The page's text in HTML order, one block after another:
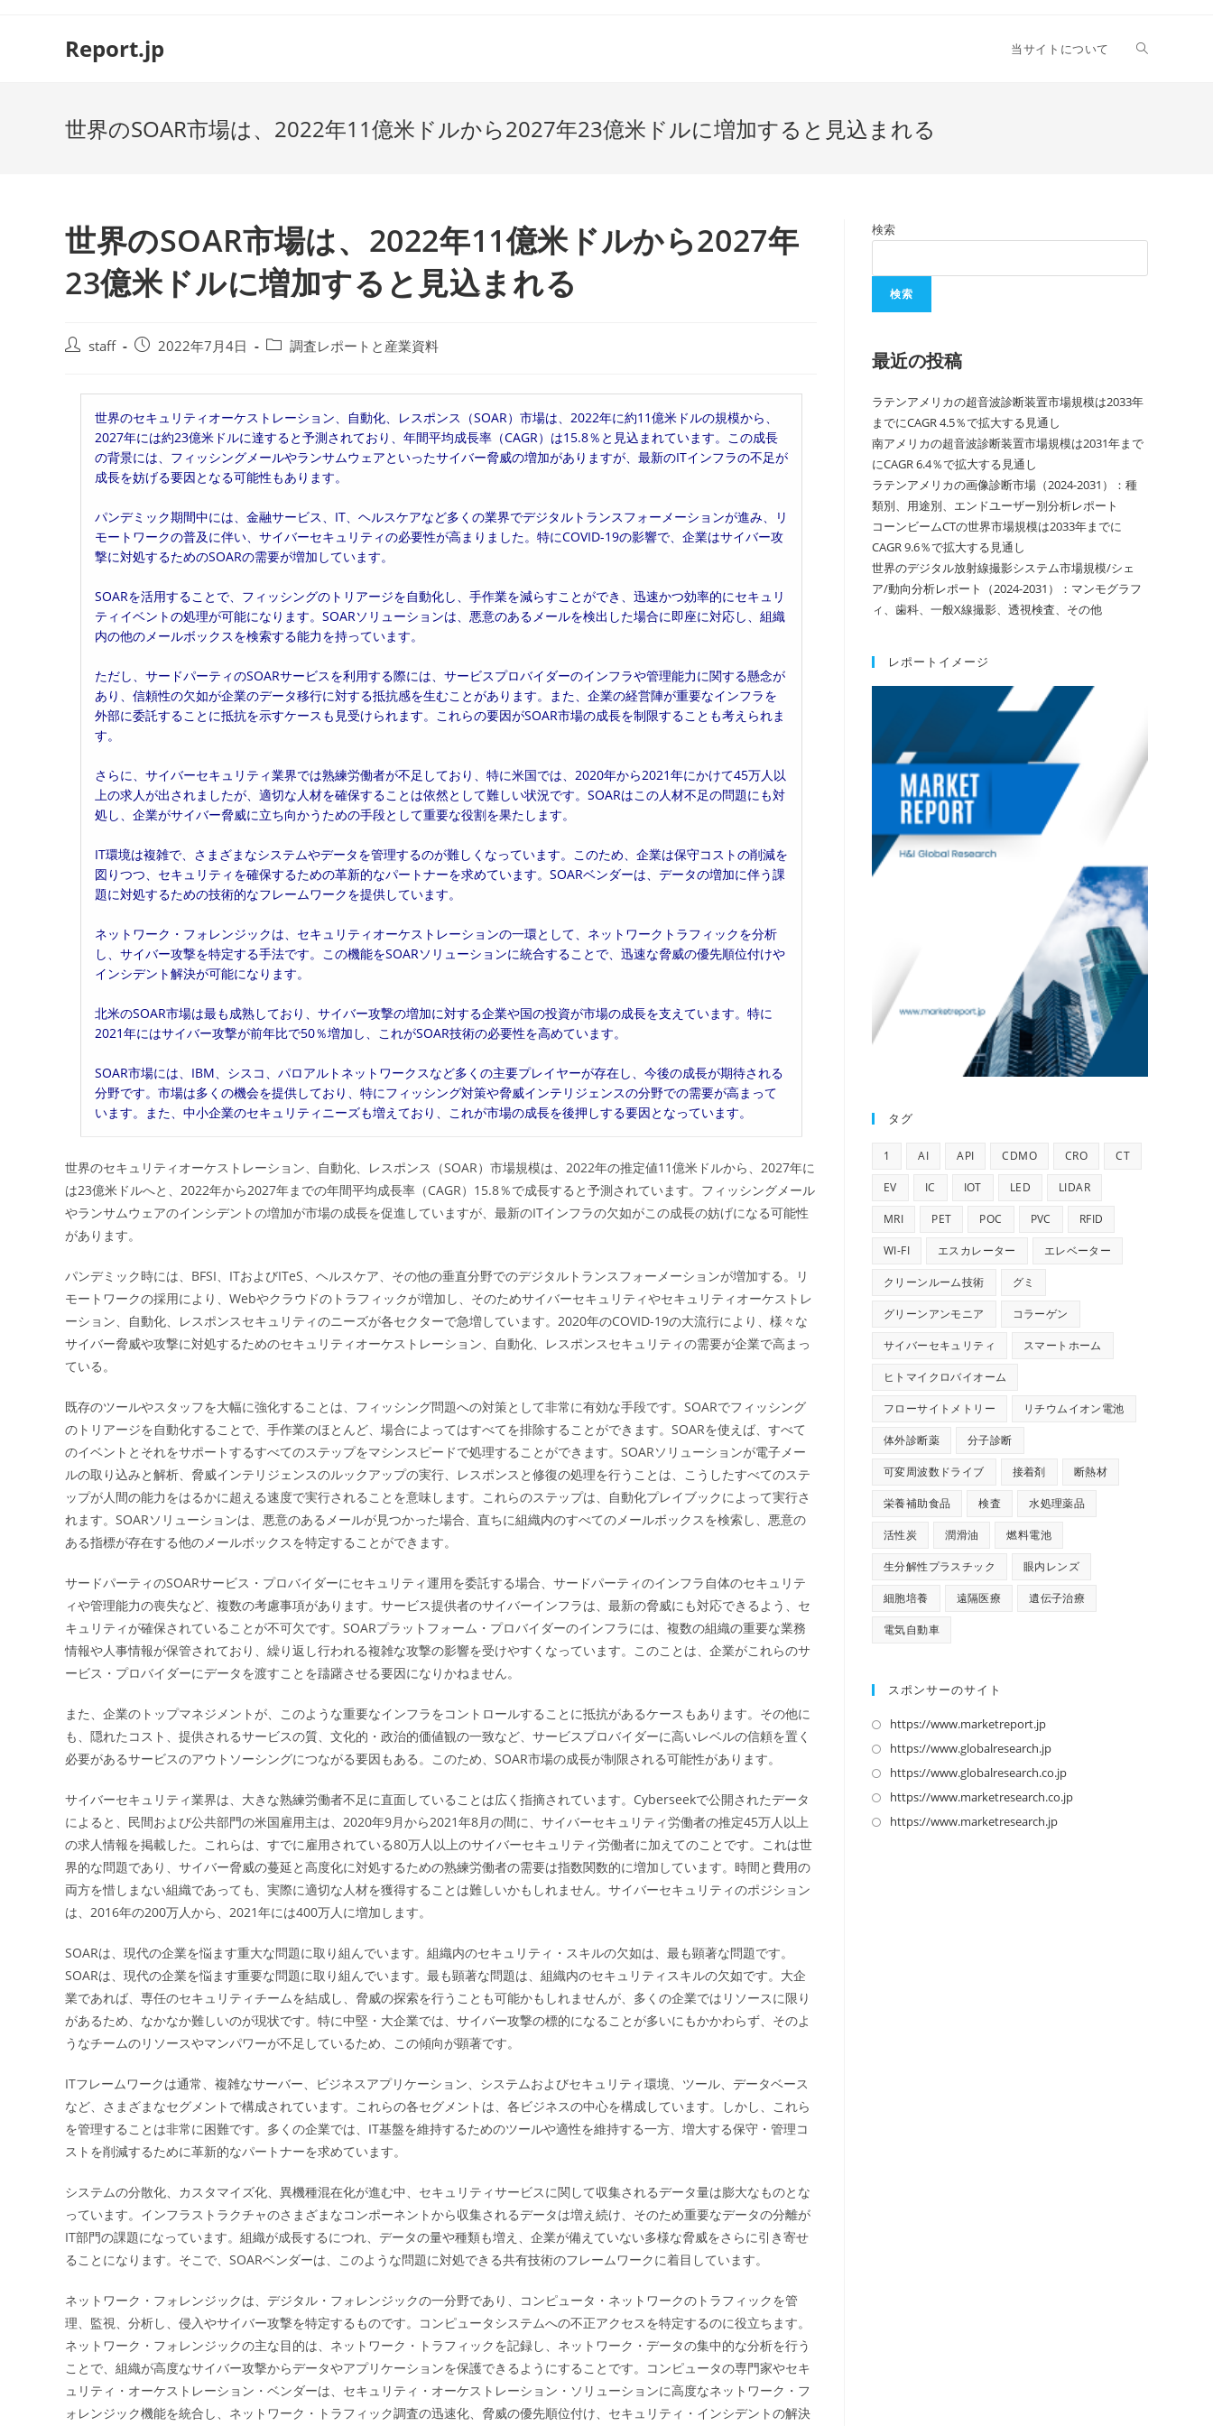
Report.jp 当サイトについて
世界のSOAR市場は、2022年11億米ドルから2027年23億米ドルに増加すると見込まれる
世界のSOAR市場は、2022年11億米ドルから2027年
23億米ドルに増加すると見込まれる
投
staff
投
日:
2022年7月4日
投
ゴ
リ
ー:
調査レポートと産業資料
世界のセキュリティオーケストレーション、自動化、レスポンス（SOAR）市場は、2022年に約11億米ドルの規模から、
2027年には約23億米ドルに達すると予測されており、年間平均成長率（CAGR）は15.8％と見込まれています。この成長
の背景には、フィッシングメールやランサムウェアといったサイバー脅威の増加がありますが、最新のITインフラの不足が
成長を妨げる要因となる可能性もあります。
パンデミック期間中には、金融サービス、IT、ヘルスケアなど多くの業界でデジタルトランスフォーメーションが進み、リ
モートワークの普及に伴い、サイバーセキュリティの必要性が高まりました。特にCOVID-19の影響で、企業はサイバー攻
撃に対処するためのSOARの需要が増加しています。
SOARを活用することで、フィッシングのトリアージを自動化し、手作業を減らすことができ、迅速かつ効率的にセキュリ
ティイベントの処理が可能になります。SOARソリューションは、悪意のあるメールを検出した場合に即座に対応し、組織
内の他のメールボックスを検索する能力を持っています。
ただし、サードパーティのSOARサービスを利用する際には、サービスプロバイダーのインフラや管理能力に関する懸念が
あり、信頼性の欠如が企業のデータ移行に対する抵抗感を生むことがあります。また、企業の経営陣が重要なインフラを
外部に委託することに抵抗を示すケースも見受けられます。これらの要因がSOAR市場の成長を制限することも考えられま
す。
さらに、サイバーセキュリティ業界では熟練労働者が不足しており、特に米国では、2020年から2021年にかけて45万人以
上の求人が出されましたが、適切な人材を確保することは依然として難しい状況です。SOARはこの人材不足の問題にも対
処し、企業がサイバー脅威に立ち向かうための手段として重要な役割を果たします。
IT環境は複雑で、さまざまなシステムやデータを管理するのが難しくなっています。このため、企業は保守コストの削減を
図りつつ、セキュリティを確保するための革新的なパートナーを求めています。SOARベンダーは、データの増加に伴う課
題に対処するための技術的なフレームワークを提供しています。
ネットワーク・フォレンジックは、セキュリティオーケストレーションの一環として、ネットワークトラフィックを分析
し、サイバー攻撃を特定する手法です。この機能をSOARソリューションに統合することで、迅速な脅威の優先順位付けや
インシデント解決が可能になります。
北米のSOAR市場は最も成熟しており、サイバー攻撃の増加に対する企業や国の投資が市場の成長を支えています。特に
2021年にはサイバー攻撃が前年比で50％増加し、これがSOAR技術の必要性を高めています。
SOAR市場には、IBM、シスコ、パロアルトネットワークスなど多くの主要プレイヤーが存在し、今後の成長が期待される
分野です。市場は多くの機会を提供しており、特にフィッシング対策や脅威インテリジェンスの分野での需要が高まって
います。また、中小企業のセキュリティニーズも増えており、これが市場の成長を後押しする要因となっています。
世界のセキュリティオーケストレーション、自動化、レスポンス（SOAR）市場規模は、2022年の推定値11億米ドルから、2027年に
は23億米ドルへと、2022年から2027年までの年間平均成長率（CAGR）15.8％で成長すると予測されています。フィッシングメール
やランサムウェアのインシデントの増加が市場の成長を促進していますが、最新のITインフラの欠如がこの成長の妨げになる可能性
があります。
パンデミック時には、BFSI、ITおよびITeS、ヘルスケア、その他の垂直分野でのデジタルトランスフォーメーションが増加する。リ
モートワークの採用により、Webやクラウドのトラフィックが増加し、そのためサイバーセキュリティやセキュリティオーケストレ
ーション、自動化、レスポンスセキュリティのニーズが各セクターで急増しています。2020年のCOVID-19の大流行により、様々な
サイバー脅威や攻撃に対処するためのセキュリティオーケストレーション、自動化、レスポンスセキュリティの需要が企業で高まっ
ている。
既存のツールやスタッフを大幅に強化することは、フィッシング問題への対策として非常に有効な手段です。SOARでフィッシング
のトリアージを自動化することで、手作業のほとんど、場合によってはすべてを排除することができます。SOARを使えば、すべて
のイベントとそれをサポートするすべてのステップをマシンスピードで処理することができます。SOARソリューションが電子メー
ルの取り込みと解析、脅威インテリジェンスのルックアップの実行、レスポンスと修復の処理を行うことは、こうしたすべてのステ
ップが人間の能力をはるかに超える速度で実行されることを意味します。これらのステップは、自動化プレイブックによって実行さ
れます。SOARソリューションは、悪意のあるメールが見つかった場合、直ちに組織内のすべてのメールボックスを検索し、悪意の
ある指標が存在する他のメールボックスを特定することができます。
サードパーティのSOARサービス・プロバイダーにセキュリティ運用を委託する場合、サードパーティのインフラ自体のセキュリテ
ィや管理能力の喪失など、複数の考慮事項があります。サービス提供者のサイバーインフラは、最新の脅威にも対応できるよう、セ
キュリティが確保されていることが不可欠です。SOARプラットフォーム・プロバイダーのインフラには、複数の組織の重要な業務
情報や人事情報が保管されており、繰り返し行われる複雑な攻撃の影響を受けやすくなっています。このことは、企業がこれらのサ
ービス・プロバイダーにデータを渡すことを躊躇させる要因になりかねません。
また、企業のトップマネジメントが、このような重要なインフラをコントロールすることに抵抗があるケースもあります。その他に
も、隠れたコスト、提供されるサービスの質、文化的・政治的価値観の一致など、サービスプロバイダーに高いレベルの信頼を置く
必要があるサービスのアウトソーシングにつながる要因もある。このため、SOAR市場の成長が制限される可能性があります。
サイバーセキュリティ業界は、大きな熟練労働者不足に直面していることは広く指摘されています。Cyberseekで公開されたデータ
によると、民間および公共部門の米国雇用主は、2020年9月から2021年8月の間に、サイバーセキュリティ労働者の推定45万人以上
の求人情報を掲載した。これらは、すでに雇用されている80万人以上のサイバーセキュリティ労働者に加えてのことです。これは世
界的な問題であり、サイバー脅威の蔓延と高度化に対処するための熟練労働者の需要は指数関数的に増加しています。時間と費用の
両方を惜しまない組織であっても、実際に適切な人材を獲得することは難しいかもしれません。サイバーセキュリティのポジション
は、2016年の200万人から、2021年には400万人に増加します。
SOARは、現代の企業を悩ます重大な問題に取り組んでいます。組織内のセキュリティ・スキルの欠如は、最も顕著な問題です。
SOARは、現代の企業を悩ます重要な問題に取り組んでいます。最も顕著な問題は、組織内のセキュリティスキルの欠如です。大企
業であれば、専任のセキュリティチームを結成し、脅威の探索を行うことも可能かもしれませんが、多くの企業ではリソースに限り
があるため、なかなか難しいのが現状です。特に中堅・大企業では、サイバー攻撃の標的になることが多いにもかかわらず、そのよ
うなチームのリソースやマンパワーが不足しているため、この傾向が顕著です。
ITフレームワークは通常、複雑なサーバー、ビジネスアプリケーション、システムおよびセキュリティ環境、ツール、データベース
など、さまざまなセグメントで構成されています。これらの各セグメントは、各ビジネスの中心を構成しています。しかし、これら
を管理することは非常に困難です。多くの企業では、IT基盤を維持するためのツールや適性を維持する一方、増大する保守・管理コ
ストを削減するために革新的なパートナーを求めています。
システムの分散化、カスタマイズ化、異機種混在化が進む中、セキュリティサービスに関して収集されるデータ量は膨大なものとな
っています。インフラストラクチャのさまざまなコンポーネントから収集されるデータは増え続け、そのため重要なデータの分離が
IT部門の課題になっています。組織が成長するにつれ、データの量や種類も増え、企業が備えていない多様な脅威をさらに引き寄せ
ることになります。そこで、SOARベンダーは、このような問題に対処できる共有技術のフレームワークに着目しています。
ネットワーク・フォレンジックは、デジタル・フォレンジックの一分野であり、コンピュータ・ネットワークのトラフィックを管
理、監視、分析し、侵入やサイバー攻撃を特定するものです。コンピュータシステムへの不正アクセスを特定するのに役立ちます。
ネットワーク・フォレンジックの主な目的は、ネットワーク・トラフィックを記録し、ネットワーク・データの集中的な分析を行う
ことで、組織が高度なサイバー攻撃からデータやアプリケーションを保護できるようにすることです。コンピュータの専門家やセキ
ュリティ・オーケストレーション・ベンダーは、セキュリティ・オーケストレーション・ソリューションに高度なネットワーク・フ
ォレンジック機能を統合し、ネットワーク・トラフィック調査の迅速化、脅威の優先順位付け、セキュリティ・インシデントの解決
検索
検索
最近の投稿
ラテンアメリカの超音波診断装置市場規模は2033年
までにCAGR 4.5％で拡大する見通し
南アメリカの超音波診断装置市場規模は2031年まで
にCAGR 6.4％で拡大する見通し
ラテンアメリカの画像診断市場（2024-2031）：種
類別、用途別、エンドユーザー別分析レポート
コーンビームCTの世界市場規模は2033年までに
CAGR 9.6％で拡大する見通し
世界のデジタル放射線撮影システム市場規模/シェ
ア/動向分析レポート（2024-2031）：マンモグラフ
ィ、歯科、一般X線撮影、透視検査、その他
レポートイメージ
タグ
1 AI API CDMO CRO CT
EV IC IOT LED LIDAR
MRI PET POC PVC RFID
WI-FI エスカレーター エレベーター
クリーンルーム技術 グミ
グリーンアンモニア コラーゲン
サイバーセキュリティ スマートホーム
ヒトマイクロバイオーム
フローサイトメトリー リチウムイオン電池
体外診断薬 分子診断
可変周波数ドライブ 接着剤 断熱材
栄養補助食品 検査 水処理薬品
活性炭 潤滑油 燃料電池
生分解性プラスチック 眼内レンズ
細胞培養 遠隔医療 遺伝子治療
電気自動車
スポンサーのサイト
https://www.marketreport.jp新
し
い
タ
ブ
https://www.globalresearch.jp新
し
い
タ
https://www.globalresearch.co.jp新
し
https://www.marketresearch.co.jp新
https://www.marketresearch.jp新